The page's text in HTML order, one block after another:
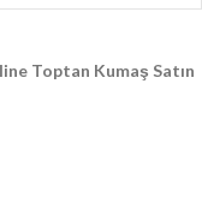
etek, kapri, pantolon,
Toptan Kumaş Satın